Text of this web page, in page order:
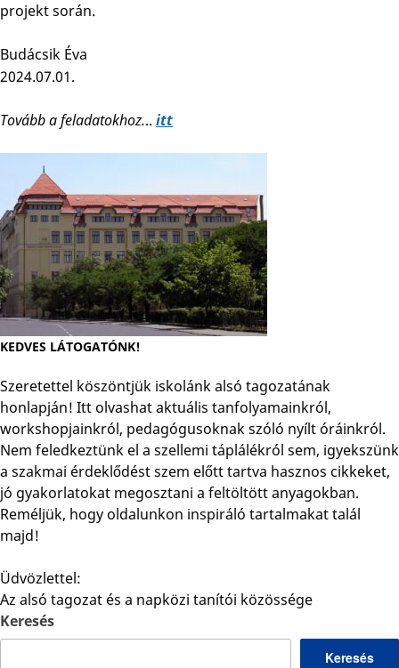
KEDVES LÁTOGATÓNK!
Szeretettel köszöntjük iskolánk alsó tagozatának
honlapján! Itt olvashat aktuális tanfolyamainkról,
workshopjainkról, pedagógusoknak szóló nyílt óráinkról.
Nem feledkeztünk el a szellemi táplálékról sem, igyekszünk
a szakmai érdeklődést szem előtt tartva hasznos cikkeket,
jó gyakorlatokat megosztani a feltöltött anyagokban.
Reméljük, hogy oldalunkon inspiráló tartalmakat talál
majd!
Üdvözlettel:
Az alsó tagozat és a napközi tanítói közössége
Keresés
Keresés
projekt során.
Budácsik Éva
2024.07.01.
Tovább a feladatokhoz... itt